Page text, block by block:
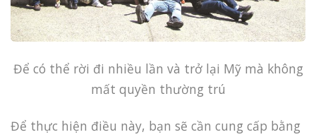
Để có thể rời đi nhiều lần và trở lại Mỹ mà không
mất quyền thường trú
Để thực hiện điều này, bạn sẽ cần cung cấp bằng